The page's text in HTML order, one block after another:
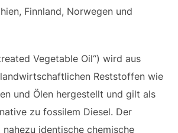
Finnland, Norwegen und
Vegetable Oil“) wird aus
Reststoffen wie
und Ölen hergestellt und gilt als
zu fossilem Diesel. Der
identische chemische